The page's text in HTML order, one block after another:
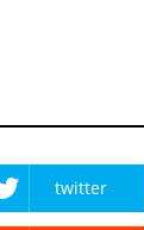
twitter